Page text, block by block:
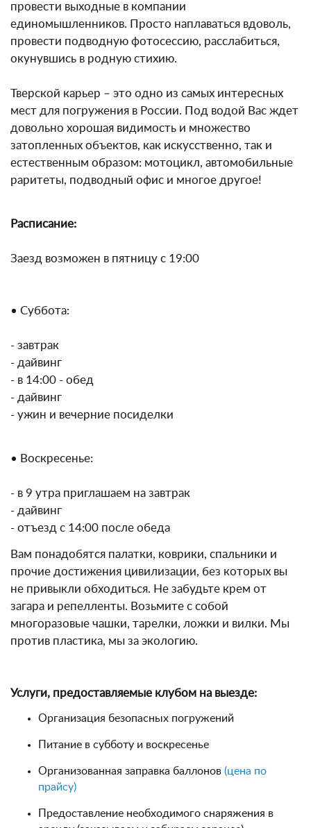
провести выходные в компании
единомышленников. Просто наплаваться вдоволь,
провести подводную фотосессию, расслабиться,
окунувшись в родную стихию.
Тверской карьер – это одно из самых интересных
мест для погружения в России. Под водой Вас ждет
довольно хорошая видимость и множество
затопленных объектов, как искусственно, так и
естественным образом: мотоцикл, автомобильные
раритеты, подводный офис и многое другое!
Расписание:
Заезд возможен в пятницу с 19:00
• Суббота:
- завтрак
- дайвинг
- в 14:00 - обед
- дайвинг
- ужин и вечерние посиделки
• Воскресенье:
- в 9 утра приглашаем на завтрак
- дайвинг
- отъезд с 14:00 после обеда
Вам понадобятся палатки, коврики, спальники и
прочие достижения цивилизации, без которых вы
не привыкли обходиться. Не забудьте крем от
загара и репелленты. Возьмите с собой
многоразовые чашки, тарелки, ложки и вилки. Мы
против пластика, мы за экологию.
Услуги, предоставляемые клубом на выезде:
Организация безопасных погружений
Питание в субботу и воскресенье
Организованная заправка баллонов (цена по
прайсу)
Предоставление необходимого снаряжения в